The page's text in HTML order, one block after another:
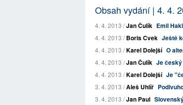
Obsah vydání | 4. 4.
4. 4. 2013 /Jan Čulík Emil
4. 4. 2013 /Boris Cvek Ještě
4. 4. 2013 /Karel Dolejší O
4. 4. 2013 /Jan Čulík Je
4. 4. 2013 /Karel Dolejší Je
3. 4. 2013 /Aleš Uhlíř
3. 4. 2013 /Jan Paul